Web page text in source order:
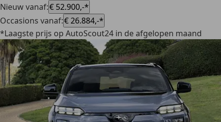
Nieuw vanaf:€ 52.900,-*
Occasions vanaf:€ 26.884,-*
*Laagste prijs op AutoScout24 in de afgelopen maand